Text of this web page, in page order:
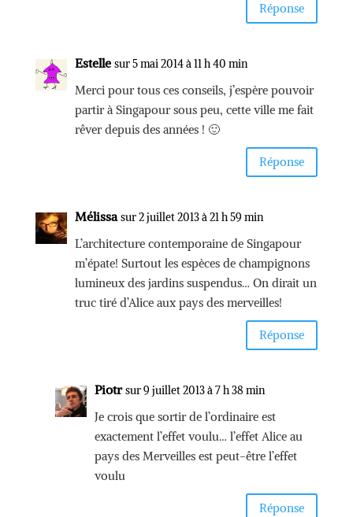
Réponse
Estelle sur 5 mai 2014 à 11 h 40 min
Merci pour tous ces conseils, j’espère pouvoir
partir à Singapour sous peu, cette ville me fait
rêver depuis des années ! 🙂
Réponse
Mélissa sur 2 juillet 2013 à 21 h 59 min
L’architecture contemporaine de Singapour
m’épate! Surtout les espèces de champignons
lumineux des jardins suspendus… On dirait un
truc tiré d’Alice aux pays des merveilles!
Réponse
Piotr sur 9 juillet 2013 à 7 h 38 min
Je crois que sortir de l’ordinaire est
exactement l’effet voulu… l’effet Alice au
pays des Merveilles est peut-être l’effet
voulu
Réponse